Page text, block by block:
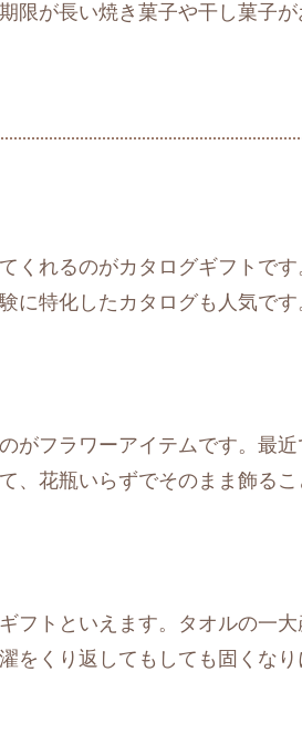
限が長い焼き菓子や干し菓子が
くれるのがカタログギフトで
に特化したカタログも人気です
がフラワーアイテムです。最
花瓶いらずでそのまま飾るこ
フトといえます。タオルの一
をくり返してもしても固くな